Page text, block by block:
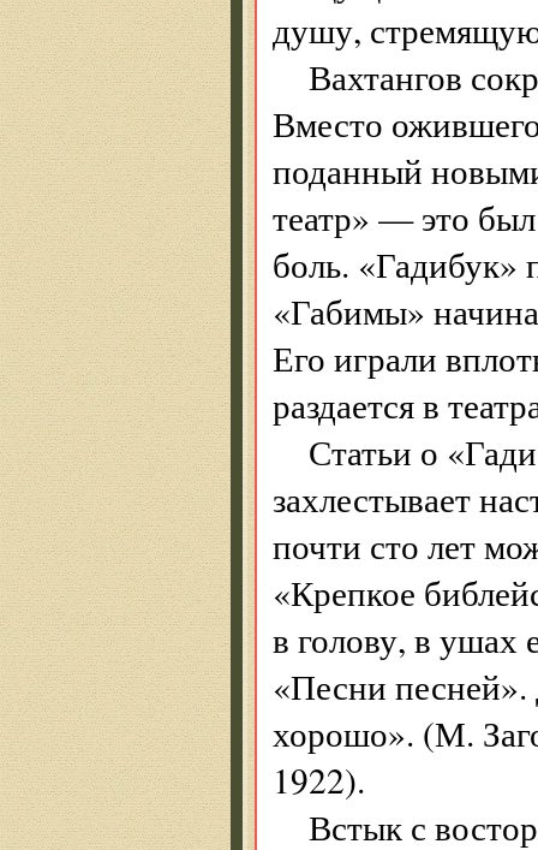
душу,
Вахтангов
Вместо
поданный
театр» — это
боль. «Гадибук»
«Габимы»
Его играли
раздается в
Статьи о
захлестывает
почти сто лет
«Крепкое
в голову, в ушах
«Песни
хорошо». (М.
1922).
Встык с